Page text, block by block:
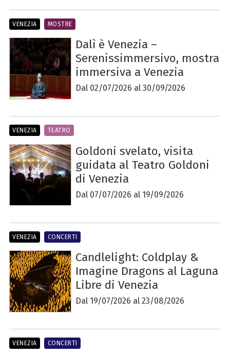
Dalì è Venezia –
Serenissimmersivo, mostra
immersiva a Venezia
Dal 02/07/2026 al 30/09/2026
VENEZIA MOSTRE
Goldoni svelato, visita
guidata al Teatro Goldoni
di Venezia
Dal 07/07/2026 al 19/09/2026
VENEZIA TEATRO
Candlelight: Coldplay &
Imagine Dragons al Laguna
Libre di Venezia
Dal 19/07/2026 al 23/08/2026
VENEZIA CONCERTI
VENEZIA CONCERTI